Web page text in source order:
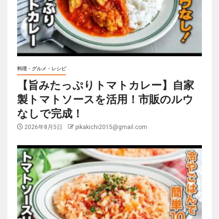
料理・グルメ・レシピ
【旨みたっぷりトマトカレー】自家
製トマトソースを活用！市販のルウ
なしで完成！
2026年8月5日 pikakichi2015@gmail.com